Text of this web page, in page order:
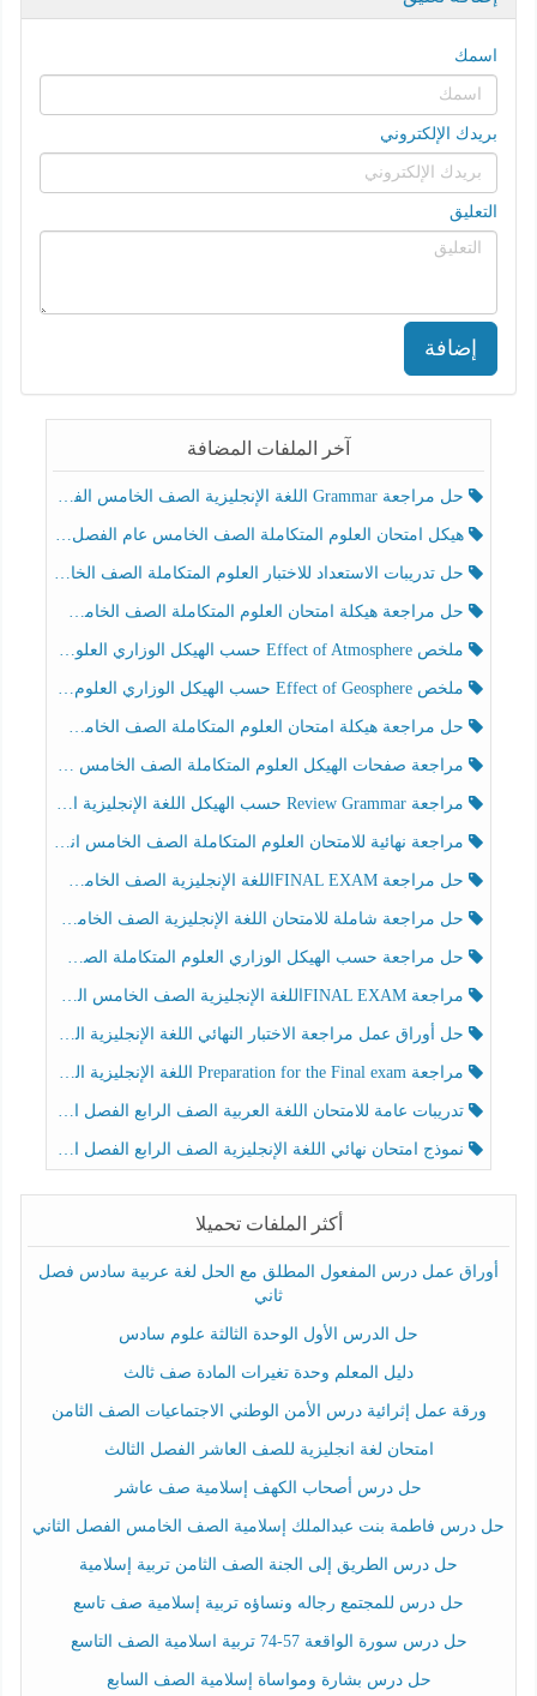
اسمك
بريدك الإلكتروني
التعليق
إضافة
آخر الملفات المضافة
حل مراجعة Grammar اللغة الإنجليزية الصف الخامس الفصل الثالث
هيكل امتحان العلوم المتكاملة الصف الخامس عام الفصل الدراسي الثالث 2025-2026
حل تدريبات الاستعداد للاختبار العلوم المتكاملة الصف الخامس عام الفصل الثالث
حل مراجعة هيكلة امتحان العلوم المتكاملة الصف الخامس انسبير الفصل الثالث
ملخص Effect of Atmosphere حسب الهيكل الوزاري العلوم المتكاملة الصف الخامس انسبير الفصل الثالث
ملخص Effect of Geosphere حسب الهيكل الوزاري العلوم المتكاملة الصف الخامس انسبير الفصل الثالث
حل مراجعة هيكلة امتحان العلوم المتكاملة الصف الخامس عام الفصل الثالث
مراجعة صفحات الهيكل العلوم المتكاملة الصف الخامس انسبير الفصل الثالث
مراجعة Review Grammar حسب الهيكل اللغة الإنجليزية الصف الخامس الفصل الثالث
مراجعة نهائية للامتحان العلوم المتكاملة الصف الخامس انسبير الفصل الثالث
حل مراجعة FINAL EXAMاللغة الإنجليزية الصف الخامس الفصل الثالث
حل مراجعة شاملة للامتحان اللغة الإنجليزية الصف الخامس الفصل الثالث
حل مراجعة حسب الهيكل الوزاري العلوم المتكاملة الصف الخامس عام الفصل الثالث
مراجعة FINAL EXAMاللغة الإنجليزية الصف الخامس الفصل الثالث
حل أوراق عمل مراجعة الاختبار النهائي اللغة الإنجليزية الصف الرابع الفصل الثالث
مراجعة Preparation for the Final exam اللغة الإنجليزية الصف الرابع الفصل الثالث
تدريبات عامة للامتحان اللغة العربية الصف الرابع الفصل الثالث
نموذج امتحان نهائي اللغة الإنجليزية الصف الرابع الفصل الثالث
أكثر الملفات تحميلا
أوراق عمل درس المفعول المطلق مع الحل لغة عربية سادس فصل
ثاني
حل الدرس الأول الوحدة الثالثة علوم سادس
دليل المعلم وحدة تغيرات المادة صف ثالث
ورقة عمل إثرائية درس الأمن الوطني الاجتماعيات الصف الثامن
امتحان لغة انجليزية للصف العاشر الفصل الثالث
حل درس أصحاب الكهف إسلامية صف عاشر
حل درس فاطمة بنت عبدالملك إسلامية الصف الخامس الفصل الثاني
حل درس الطريق إلى الجنة الصف الثامن تربية إسلامية
حل درس للمجتمع رجاله ونساؤه تربية إسلامية صف تاسع
حل درس سورة الواقعة 57-74 تربية اسلامية الصف التاسع
حل درس بشارة ومواساة إسلامية الصف السابع